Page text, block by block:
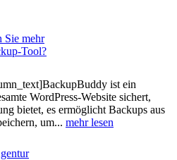
Sie mehr
Tool?
ist ein
WordPress-Website sichert,
bietet, es ermöglicht Backups aus
um... mehr lesen